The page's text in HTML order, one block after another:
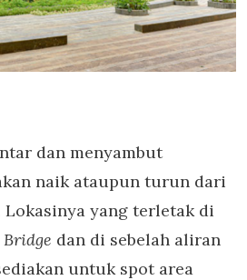
dan menyambut
naik ataupun turun dari
Lokasinya yang terletak di
dan di sebelah aliran
untuk spot area